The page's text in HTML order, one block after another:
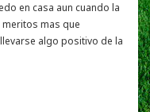
en casa aun cuando la
meritos mas que
algo positivo de la